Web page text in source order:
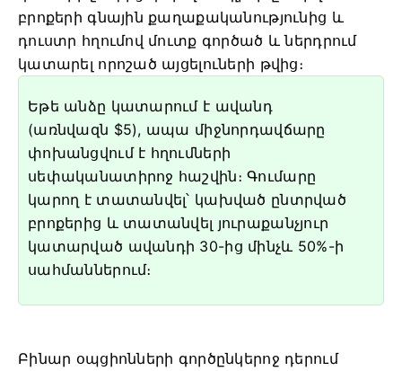
բրոքերի գնային քաղաքականությունից և
դուստր հղումով մուտք գործած և ներդրում
կատարել որոշած այցելուների թվից։
Եթե ​​անձը կատարում է ավանդ
(առնվազն $5), ապա միջնորդավճարը
փոխանցվում է հղումների
սեփականատիրոջ հաշվին։ Գումարը
կարող է տատանվել՝ կախված ընտրված
բրոքերից և տատանվել յուրաքանչյուր
կատարված ավանդի 30-ից մինչև 50%-ի
սահմաններում։
Բինար օպցիոնների գործընկերոջ դերում